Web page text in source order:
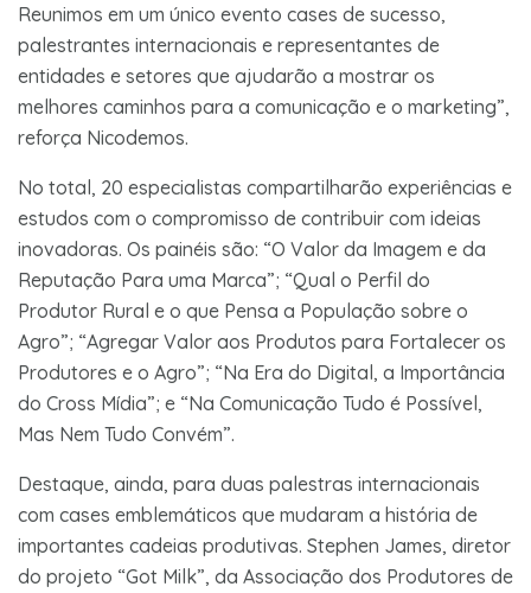
Reunimos em um único evento cases de sucesso,
palestrantes internacionais e representantes de
entidades e setores que ajudarão a mostrar os
melhores caminhos para a comunicação e o marketing”,
reforça Nicodemos.
No total, 20 especialistas compartilharão experiências e
estudos com o compromisso de contribuir com ideias
inovadoras. Os painéis são: “O Valor da Imagem e da
Reputação Para uma Marca”; “Qual o Perfil do
Produtor Rural e o que Pensa a População sobre o
Agro”; “Agregar Valor aos Produtos para Fortalecer os
Produtores e o Agro”; “Na Era do Digital, a Importância
do Cross Mídia”; e “Na Comunicação Tudo é Possível,
Mas Nem Tudo Convém”.
Destaque, ainda, para duas palestras internacionais
com cases emblemáticos que mudaram a história de
importantes cadeias produtivas. Stephen James, diretor
do projeto “Got Milk”, da Associação dos Produtores de